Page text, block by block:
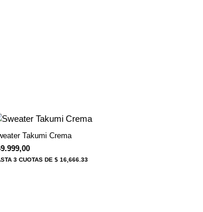
Takumi Crema
3 CUOTASDE $ 16,666.33